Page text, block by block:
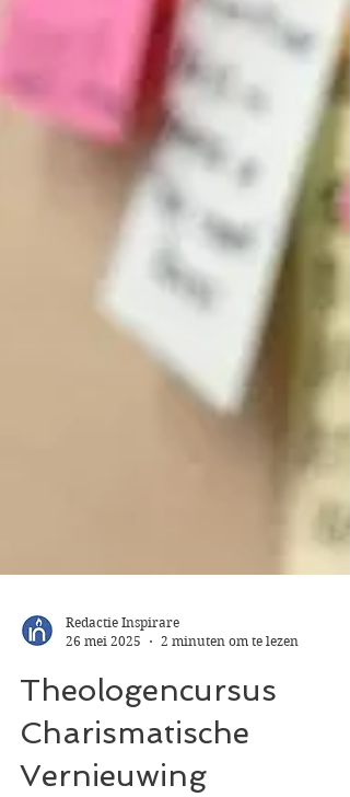
Redactie Inspirare
26 mei 2025
2 minuten om te lezen
Theologencursus